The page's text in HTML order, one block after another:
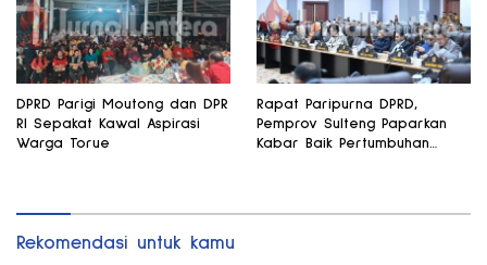
DPRD Parigi Moutong dan DPR
RI Sepakat Kawal Aspirasi
Warga Torue
Rapat Paripurna DPRD,
Pemprov Sulteng Paparkan
Kabar Baik Pertumbuhan
Rekomendasi untuk kamu